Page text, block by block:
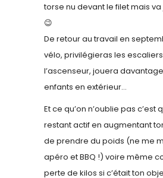
torse nu devant le filet mais
😉
De retour au travail en
vélo, privilégieras les
l’ascenseur, jouera
enfants en extérieur…
Et ce qu’on n’oublie pas c’est
restant actif en augmentant
de prendre du poids (ne me
apéro et BBQ !) voire même
perte de kilos si c’était ton